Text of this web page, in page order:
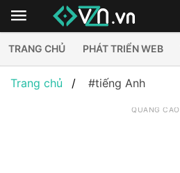
TRANG CHỦ PHÁT TRIỂN WEB
Trang chủ #tiếng Anh
QUẢNG CÁO